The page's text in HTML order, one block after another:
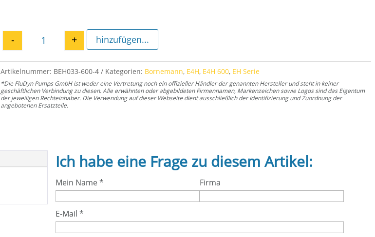
Sicherungsring 33 für E4H 600 Menge
- + hinzufügen...
Artikelnummer: BEH033-600-4 Kategorien: Bornemann, E4H, E4H 600, EH Serie
*Die FluDyn Pumps GmbH ist weder eine Vertretung noch ein offizieller Händler der genannten Hersteller und steht in keiner
geschäftlichen Verbindung zu diesen. Alle erwähnten oder abgebildeten Firmennamen, Markenzeichen sowie Logos sind das Eigentum
der jeweiligen Rechteinhaber. Die Verwendung auf dieser Webseite dient ausschließlich der Identifizierung und Zuordnung der
angebotenen Ersatzteile.
Ich habe eine Frage zu diesem Artikel:
Mein Name* Firma
E-Mail *